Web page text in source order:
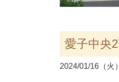
愛子中央
2024/01/16（火）